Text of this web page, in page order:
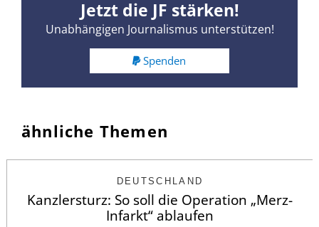
Jetzt die JF stärken!
Unabhängigen Journalismus unterstützen!
Spenden
ähnliche Themen
DEUTSCHLAND
Kanzlersturz: So soll die Operation „Merz-
Infarkt“ ablaufen